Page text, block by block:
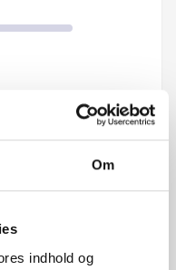
Om
indhold og